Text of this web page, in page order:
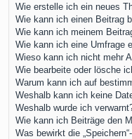
Wie erstelle ich ein neues
Wie kann ich einen Beitrag
Wie kann ich meinem
Wie kann ich eine Umfrage
Wieso kann ich nicht mehr
Wie bearbeite oder lösche
Warum kann ich auf
Weshalb kann ich keine
Weshalb wurde ich
Wie kann ich Beiträge den
Was bewirkt die